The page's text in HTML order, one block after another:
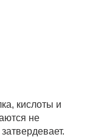
кислоты и
не